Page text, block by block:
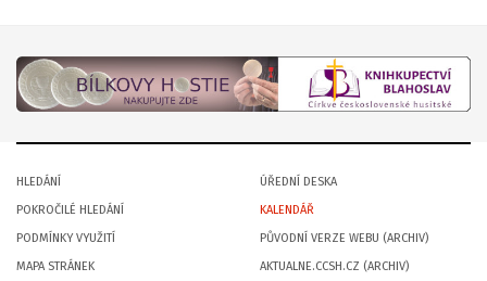
HLEDÁNÍ
POKROČILÉ HLEDÁNÍ
PODMÍNKY VYUŽITÍ
MAPA STRÁNEK
ÚŘEDNÍ DESKA
KALENDÁŘ
PŮVODNÍ VERZE WEBU (ARCHIV)
AKTUALNE.CCSH.CZ (ARCHIV)